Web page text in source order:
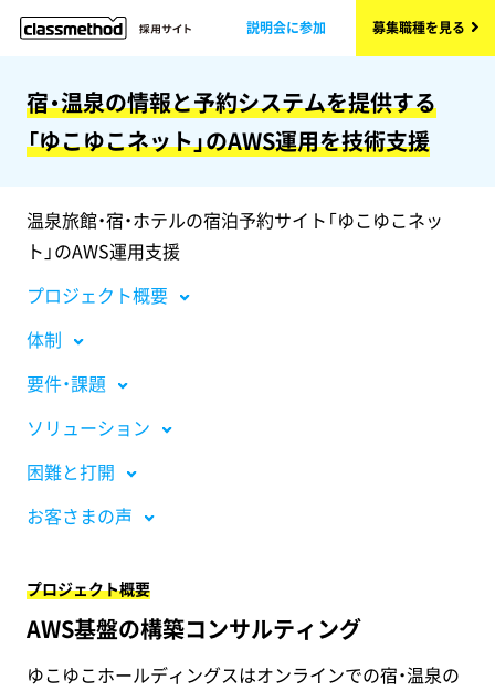
説明会に参加 募集職種を見る
宿・温泉の情報と予約システムを提供する
「ゆこゆこネット」のAWS運用を技術支援
温泉旅館・宿・ホテルの宿泊予約サイト「ゆこゆこネッ
ト」のAWS運用支援
プロジェクト概要
体制
要件・課題
ソリューション
困難と打開
お客さまの声
プロジェクト概要
AWS基盤の構築コンサルティング
ゆこゆこホールディングスはオンラインでの宿・温泉の